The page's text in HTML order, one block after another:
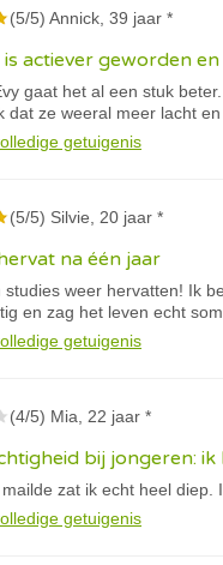
(5/5) Annick, 39 jaar *
is actiever geworden
gaat het al een stuk
dat ze weeral meer lacht en
getuigenis
(5/5) Silvie, 20 jaar *
na één jaar
studies weer hervatten! Ik
en zag het leven echt
getuigenis
(4/5) Mia, 22 jaar *
bij jongeren:
zat ik echt heel diep.
getuigenis